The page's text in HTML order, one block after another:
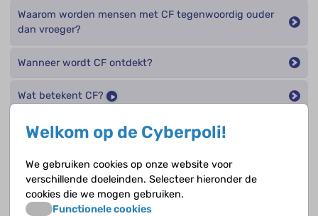
Waarom worden mensen met CF tegenwoordig ouder
dan vroeger?
Wanneer wordt CF ontdekt?
Wat betekent CF?
Wat doen antibiotica?
Wat doen luchtwegverwijders?
Wat doen pancreasenzymen?
Welkom op de Cyberpoli!
We gebruiken cookies op onze website voor
verschillende doeleinden. Selecteer hieronder de
cookies die we mogen gebruiken.
Functionele cookies